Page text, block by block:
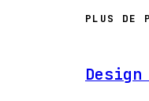
PLUS DE